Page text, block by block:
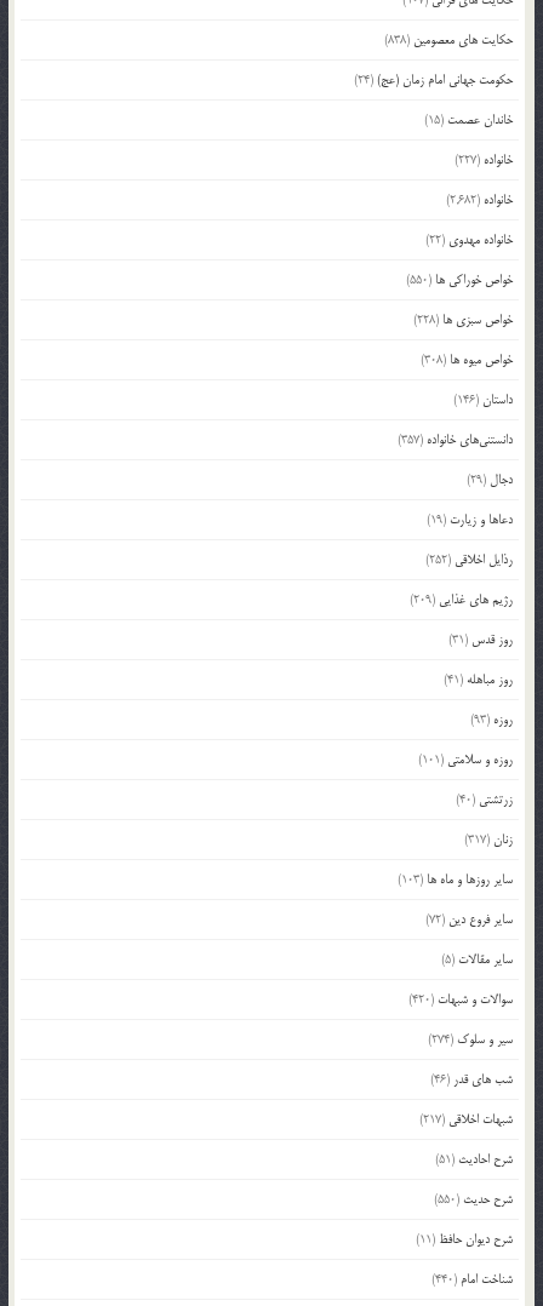
حکایت های معصومین (838)
حکومت جهانی امام زمان (عج)(24)
خاندان عصمت (15)
خانواده (227)
خانواده (2,682)
خانواده مهدوی (22)
خواص خوراکی ها (550)
خواص سبزی ها (228)
خواص میوه ها (308)
داستان(146)
دانستنی‌های خانواده (357)
دجال (29)
دعاها و زیارت (19)
رذایل اخلاقی (252)
رژیم های غذایی (209)
روز قدس (31)
روز مباهله (41)
روزه (93)
روزه و سلامتی (101)
زرتشتی (40)
زنان(317)
سایر روزها و ماه ها (103)
سایر فروع دین (72)
سایر مقالات (5)
سوالات و شبهات (420)
سیر و سلوک (274)
شب های قدر (46)
شبهات اخلاقی (217)
شرح احادیث (51)
شرح حدیث (550)
شرح دیوان حافظ (11)
شناخت امام (440)